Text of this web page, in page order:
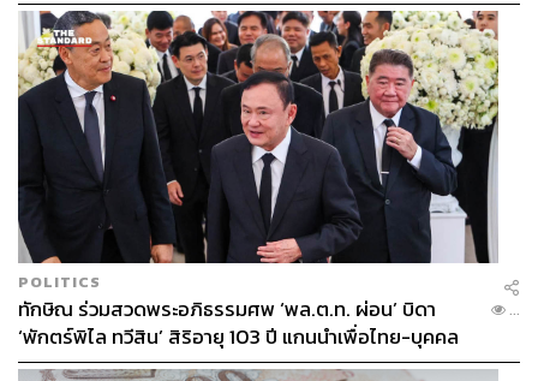
POLITICS
ทักษิณ ร่วมสวดพระอภิธรรมศพ ‘พล.ต.ท. ผ่อน’ บิดา
‘พักตร์พิไล ทวีสิน’ สิริอายุ 103 ปี แกนนำเพื่อไทย-บุคคล
หลากวงการร่วมอาลัย
...